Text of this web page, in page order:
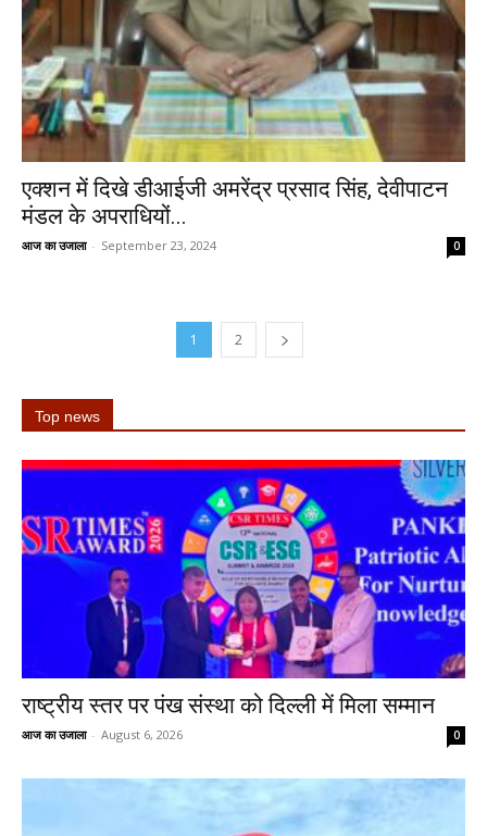
एक्शन में दिखे डीआईजी अमरेंद्र प्रसाद सिंह, देवीपाटन
मंडल के अपराधियों...
आज का उजाला - September 23, 2024 0
1 2
Top news
राष्ट्रीय स्तर पर पंख संस्था को दिल्ली में मिला सम्मान
आज का उजाला - August 6, 2026 0